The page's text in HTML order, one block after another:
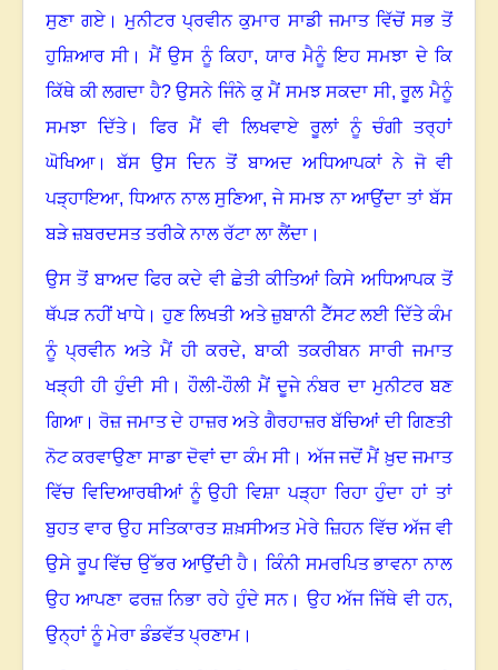
ਸੁਣਾ ਗਏ ।ਮੁਨੀਟਰ ਪ੍ਰਵੀਨ ਕੁਮਾਰ ਸਾਡੀ ਜਮਾਤ ਵਿੱਚੋਂ ਸਭ ਤੋਂ
ਹੁਸ਼ਿਆਰ ਸੀ। ਮੈਂ ਉਸ ਨੂੰ ਕਿਹਾ, ਯਾਰ ਮੈਨੂੰ ਇਹ ਸਮਝਾ ਦੇ ਕਿ
ਕਿੱਥੇ ਕੀ ਲਗਦਾ ਹੈ?ਉਸ‌ਨੇ ਜਿੰਨੇ ਕੁ ਮੈਂ ਸਮਝ ਸਕਦਾ ਸੀ, ਰੂਲ ਮੈਨੂੰ
ਸਮਝਾ ਦਿੱਤੇ।ਫਿਰ ਮੈਂ ਵੀ ਲਿਖਵਾਏ ਰੂਲਾਂ ਨੂੰ ਚੰਗੀ ਤਰ੍ਹਾਂ
ਘੋਖਿਆ।
ਬੱਸ ਉਸ ਦਿਨ ਤੋਂ ਬਾਅਦ ਅਧਿਆਪਕਾਂ ਨੇ ਜੋ ਵੀ
ਪੜ੍ਹਾਇਆ, ਧਿਆਨ ਨਾਲ ਸੁਣਿਆ,ਜੇ ਸਮਝ ਨਾ ਆਉਂਦਾ ਤਾਂ ਬੱਸ
ਬੜੇ ਜ਼ਬਰਦਸਤ ਤਰੀਕੇ ਨਾਲ ਰੱਟਾ ਲਾ ਲੈਂਦਾ ।
ਉਸ ਤੋਂ ਬਾਅਦ ਫਿਰ ਕਦੇ ਵੀ ਛੇਤੀ ਕੀਤਿਆਂ ਕਿਸੇ ਅਧਿਆਪਕ ਤੋਂ
ਥੱਪੜ ਨਹੀਂ ਖਾਧੇ।ਹੁਣ ਲਿਖਤੀ ਅਤੇ ਜ਼ੁਬਾਨੀ ਟੈੱਸਟ ਲਈ ਦਿੱਤੇ ਕੰਮ
ਨੂੰ ਪ੍ਰਵੀਨ ਅਤੇ ਮੈਂ ਹੀ ਕਰਦੇ,ਬਾਕੀ ਤਕਰੀਬਨ ਸਾਰੀ ਜਮਾਤ
ਖੜ੍ਹੀ ਹੀ ਹੁੰਦੀ ਸੀ।ਹੌਲੀ-ਹੌਲੀ ਮੈਂ ਦੂਜੇ ਨੰਬਰ ਦਾ ਮੁਨੀਟਰ ਬਣ
ਗਿਆ।ਰੋਜ਼ ਜਮਾਤ ਦੇ ਹਾਜ਼ਰ ਅਤੇ ਗੈਰਹਾਜ਼ਰ ਬੱਚਿਆਂ ਦੀ ਗਿਣਤੀ
ਨੋਟ ਕਰਵਾਉਣਾ ਸਾਡਾ ਦੋਵਾਂ ਦਾ ਕੰਮ ਸੀ। ਅੱਜ ਜਦੋਂ ਮੈਂ ਖ਼ੁਦ ਜਮਾਤ
ਵਿੱਚ ਵਿਦਿਆਰਥੀਆਂ ਨੂੰ ਉਹੀ ਵਿਸ਼ਾ ਪੜ੍ਹਾ ਰਿਹਾ ਹੁੰਦਾ ਹਾਂ ਤਾਂ
ਬੁਹਤ ਵਾਰ ਉਹ ਸਤਿਕਾਰਤ ਸ਼ਖ਼ਸੀਅਤ ਮੇਰੇ ਜ਼ਿਹਨ ਵਿੱਚ ਅੱਜ ਵੀ
ਉਸੇ ਰੂਪ ਵਿੱਚ ਉੱਭਰ ਆਉਂਦੀ ਹੈ ।ਕਿੰਨੀ ਸਮਰਪਿਤ ਭਾਵਨਾ ਨਾਲ
ਉਹ ਆਪਣਾ ਫਰਜ਼ ਨਿਭਾ ਰਹੇ ਹੁੰਦੇ ਸਨ। ਉਹ ਅੱਜ ਜਿੱਥੇ ਵੀ ਹਨ,
ਉਨ੍ਹਾਂ ਨੂੰ ਮੇਰਾ ਡੰਡਵੱਤ ਪ੍ਰਣਾਮ ।